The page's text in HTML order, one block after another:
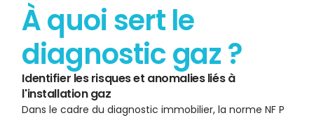
À quoi sert le
diagnostic gaz ?
Identifier les risques et anomalies liés à
l'installation gaz
Dans le cadre du diagnostic immobilier, la norme NF P